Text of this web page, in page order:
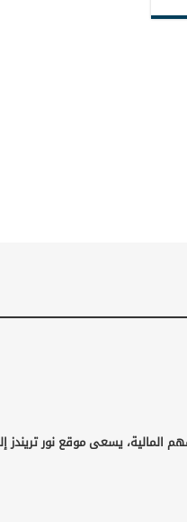
المالية، يسعى موقع نور تريندز